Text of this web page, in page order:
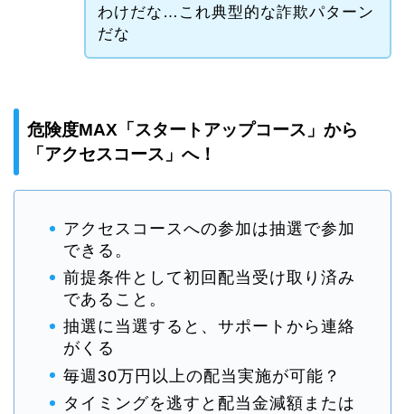
わけだな…これ典型的な詐欺パターン
だな
危険度MAX「スタートアップコース」から
「アクセスコース」へ！
アクセスコースへの参加は抽選で参加
できる。
前提条件として初回配当受け取り済み
であること。
抽選に当選すると、サポートから連絡
がくる
毎週30万円以上の配当実施が可能？
タイミングを逃すと配当金減額または